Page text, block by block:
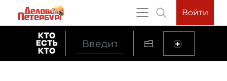
Войти